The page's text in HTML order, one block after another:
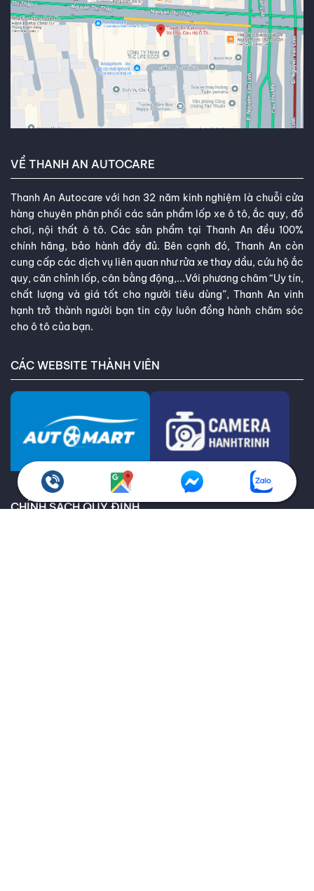
VỀ THANH AN AUTOCARE
Thanh An Autocare với hơn 32 năm kinh nghiệm là chuỗi cửa
hàng chuyên phân phối các sản phẩm lốp xe ô tô, ắc quy, đồ
chơi, nội thất ô tô. Các sản phẩm tại Thanh An đều 100%
chính hãng, bảo hành đầy đủ. Bên cạnh đó, Thanh An còn
cung cấp các dịch vụ liên quan như rửa xe thay dầu, cứu hộ ắc
quy, căn chỉnh lốp, cân bằng động,...Với phương châm “Uy tín,
chất lượng và giá tốt cho người tiêu dùng”, Thanh An vinh
hạnh trở thành người bạn tin cậy luôn đồng hành chăm sóc
cho ô tô của bạn.
CÁC WEBSITE THÀNH VIÊN
CHÍNH SÁCH QUY ĐỊNH